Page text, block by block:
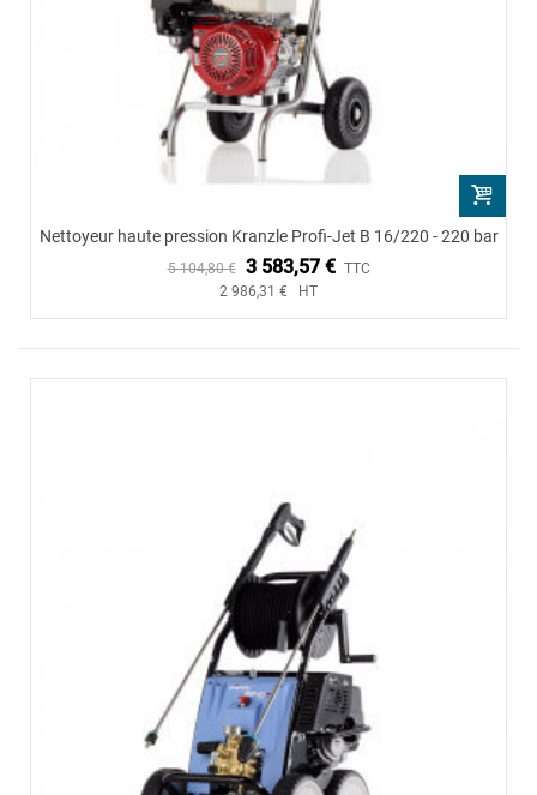
Nettoyeur haute pression Kranzle Profi-Jet B 16/220 - 220 bar
5 104,80 € 3 583,57 € TTC
2 986,31 € HT